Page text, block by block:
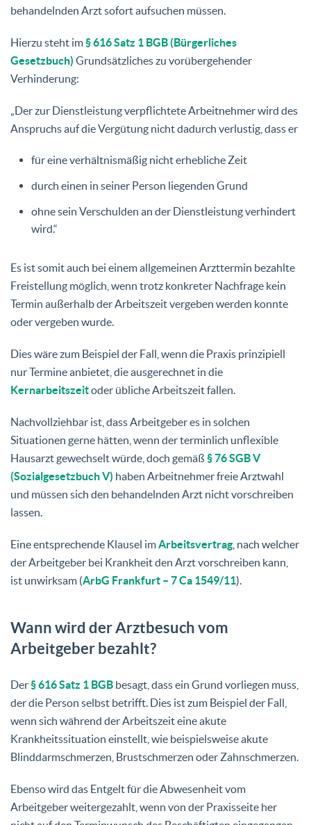
behandelnden Arzt sofort aufsuchen müssen.
Hierzu steht im§ 616 Satz 1 BGB (Bürgerliches
Gesetzbuch) Grundsätzliches zu vorübergehender
Verhinderung:
„Der zur Dienstleistung verpflichtete Arbeitnehmer wird des
Anspruchs auf die Vergütung nicht dadurch verlustig, dass er
für eine verhältnismäßig nicht erhebliche Zeit
durch einen in seiner Person liegenden Grund
ohne sein Verschulden an der Dienstleistung verhindert
wird.“
Es ist somit auch bei einem allgemeinen Arzttermin bezahlte
Freistellung möglich, wenn trotz konkreter Nachfrage kein
Termin außerhalb der Arbeitszeit vergeben werden konnte
oder vergeben wurde.
Dies wäre zum Beispiel der Fall, wenn die Praxis prinzipiell
nur Termine anbietet, die ausgerechnet in die
Kernarbeitszeitoder übliche Arbeitszeit fallen.
Nachvollziehbar ist, dass Arbeitgeber es in solchen
Situationen gerne hätten, wenn der terminlich unflexible
Hausarzt gewechselt würde, doch gemäß § 76 SGB V
(Sozialgesetzbuch V) haben Arbeitnehmer freie Arztwahl
und müssen sich den behandelnden Arzt nicht vorschreiben
lassen.
Eine entsprechende Klausel imArbeitsvertrag, nach welcher
der Arbeitgeber bei Krankheit den Arzt vorschreiben kann,
ist unwirksam (ArbG Frankfurt – 7 Ca 1549/11).
Wann wird der Arztbesuch vom
Arbeitgeber bezahlt?
Der§ 616 Satz 1 BGB besagt, dass ein Grund vorliegen muss,
der die Person selbst betrifft. Dies ist zum Beispiel der Fall,
wenn sich während der Arbeitszeit eine akute
Krankheitssituation einstellt, wie beispielsweise akute
Blinddarmschmerzen, Brustschmerzen oder Zahnschmerzen.
Ebenso wird das Entgelt für die Abwesenheit vom
Arbeitgeber weitergezahlt, wenn von der Praxisseite her